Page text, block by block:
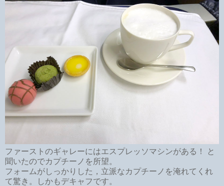
ファーストのギャレーにはエスプレッソマシンがある！ と
聞いたのでカプチーノを所望。
フォームがしっかりした，立派なカプチーノを淹れてくれ
て驚き。しかもデキャフです。